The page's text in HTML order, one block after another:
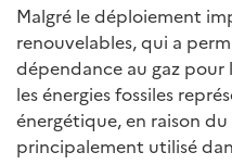
Malgré le déploiement
renouvelables, qui a
dépendance au gaz
les énergies fossiles
énergétique, en raison
principalement utilisé